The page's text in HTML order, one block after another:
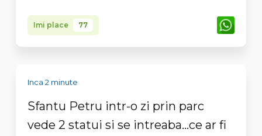
Imi place 77
Inca 2 minute
Sfantu Petru intr-o zi prin parc
vede 2 statui si se intreaba...ce ar fi